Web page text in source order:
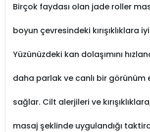
Birçok faydası olan jade roller
boyun çevresindeki kırışıklıklara
Yüzünüzdeki kan dolaşımını
daha parlak ve canlı bir görünüm
sağlar. Cilt alerjileri ve
masaj şeklinde uygulandığı